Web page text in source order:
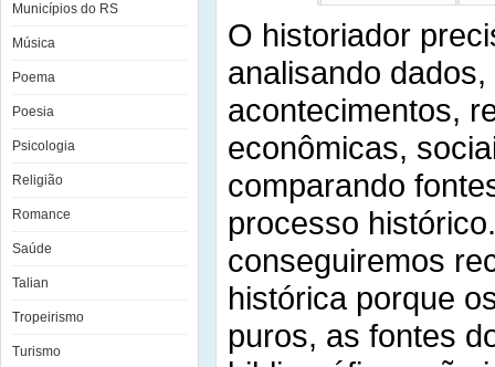
Municípios do RS
Música
Poema
Poesia
Psicologia
Religião
Romance
Saúde
Talian
Tropeirismo
Turismo
O historiador
analisando
acontecimentos,
econômicas,
comparando
processo
conseguiremos
histórica porque
puros, as fontes